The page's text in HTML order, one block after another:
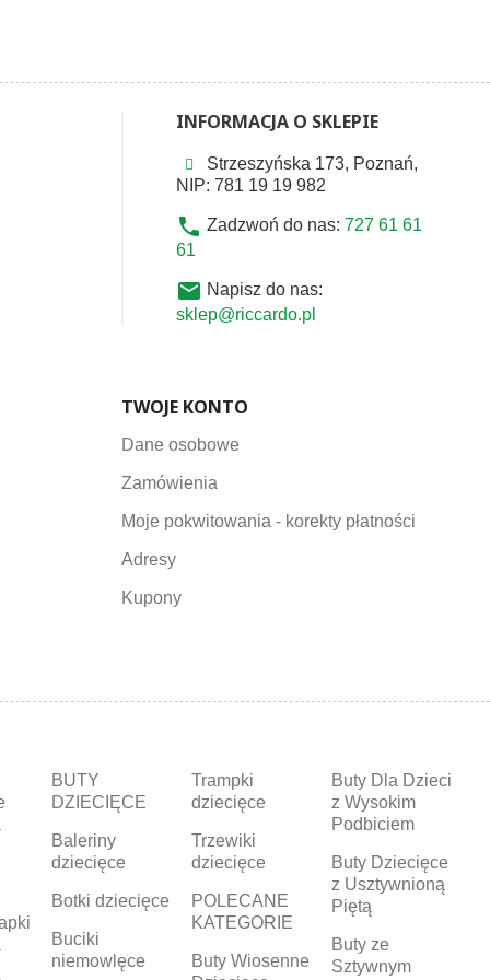
INFORMACJA O SKLEPIE
Strzeszyńska 173, Poznań,
NIP: 781 19 19 982
phone Zadzwoń do nas: 727 61 61
61
email Napisz do nas:
sklep@riccardo.pl
TWOJE KONTO
Dane osobowe
Zamówienia
Moje pokwitowania - korekty płatności
Adresy
Kupony
BUTY
DZIECIĘCE
Baleriny
dziecięce
Botki dziecięce
Buciki
niemowlęce
Trampki
dziecięce
Trzewiki
dziecięce
POLECANE
KATEGORIE
Buty Wiosenne
Buty Dla Dzieci
z Wysokim
Podbiciem
Buty Dziecięce
z Usztywnioną
Piętą
Buty ze
Sztywnym